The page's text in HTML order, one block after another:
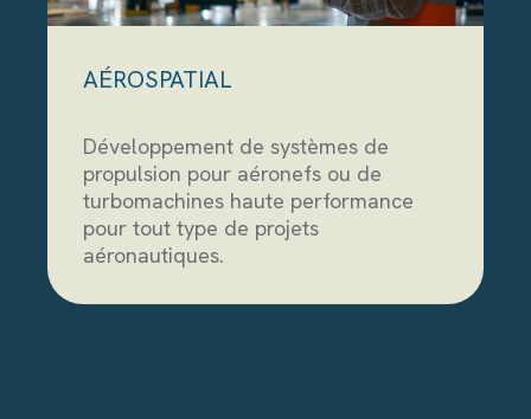
AÉROSPATIAL
Développement de systèmes de
propulsion pour aéronefs ou de
turbomachines haute performance
pour tout type de projets
aéronautiques.